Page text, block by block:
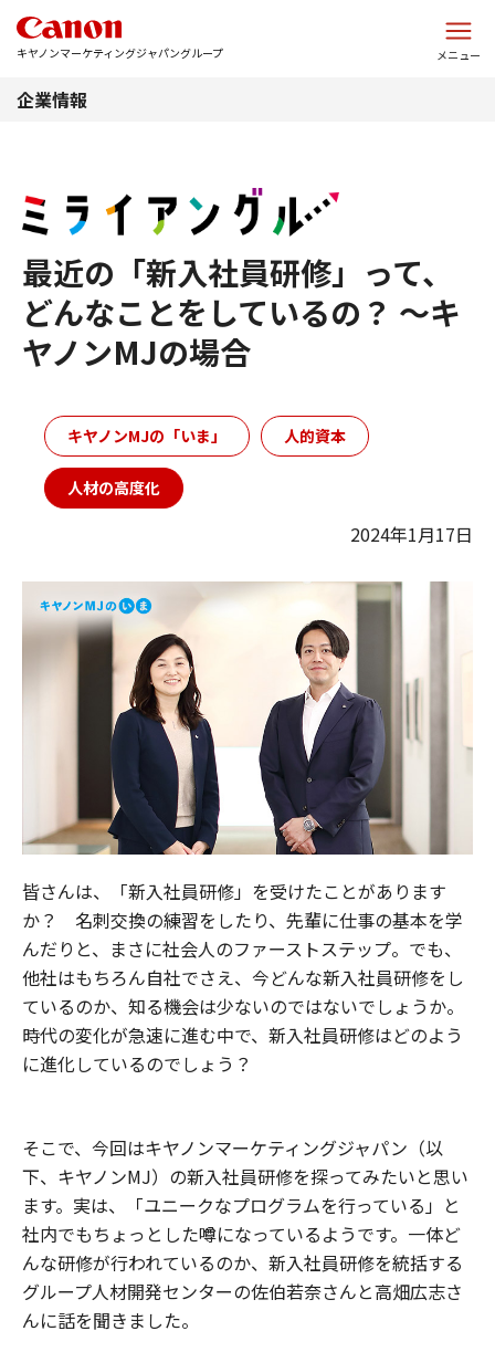
キヤノンマーケティングジャパングループ メニュー
企業情報
最近の「新入社員研修」って、
どんなことをしているの？ 〜キ
ヤノンMJの場合
キヤノンMJの「いま」 人的資本
人材の高度化
2024年1月17日
皆さんは、「新入社員研修」を受けたことがあります
か？ 名刺交換の練習をしたり、先輩に仕事の基本を学
んだりと、まさに社会人のファーストステップ。でも、
他社はもちろん自社でさえ、今どんな新入社員研修をし
ているのか、知る機会は少ないのではないでしょうか。
時代の変化が急速に進む中で、新入社員研修はどのよう
に進化しているのでしょう？
そこで、今回はキヤノンマーケティングジャパン（以
下、キヤノンMJ）の新入社員研修を探ってみたいと思い
ます。実は、「ユニークなプログラムを行っている」と
社内でもちょっとした噂になっているようです。一体ど
んな研修が行われているのか、新入社員研修を統括する
グループ人材開発センターの佐伯若奈さんと高畑広志さ
んに話を聞きました。